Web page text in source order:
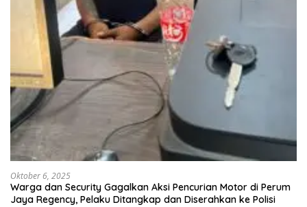
Oktober 6, 2025
Warga dan Security Gagalkan Aksi Pencurian Motor di Perum
Jaya Regency, Pelaku Ditangkap dan Diserahkan ke Polisi